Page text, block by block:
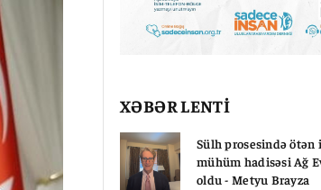
XƏBƏR LENTİ
Sülh prosesində ötən
mühüm hadisəsi Ağ
oldu - Metyu Brayza